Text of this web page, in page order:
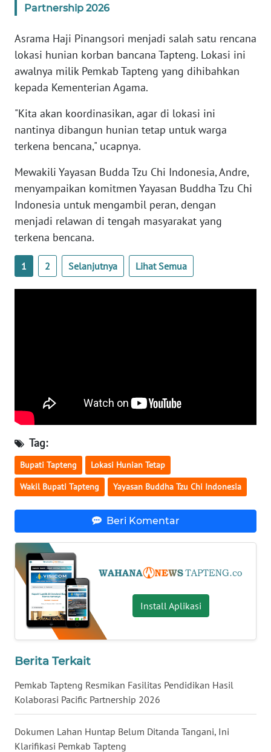
Partnership 2026
Asrama Haji Pinangsori menjadi salah satu rencana
lokasi hunian korban bancana Tapteng. Lokasi ini
awalnya milik Pemkab Tapteng yang dihibahkan
kepada Kementerian Agama.
"Kita akan koordinasikan, agar di lokasi ini
nantinya dibangun hunian tetap untuk warga
terkena bencana," ucapnya.
Mewakili Yayasan Budda Tzu Chi Indonesia, Andre,
menyampaikan komitmen Yayasan Buddha Tzu Chi
Indonesia untuk mengambil peran, dengan
menjadi relawan di tengah masyarakat yang
terkena bencana.
1 2 Selanjutnya Lihat Semua
Tag:
Bupati Tapteng Lokasi Hunian Tetap
Wakil Bupati Tapteng Yayasan Buddha Tzu Chi Indonesia
Beri Komentar
Install Aplikasi
Berita Terkait
Pemkab Tapteng Resmikan Fasilitas Pendidikan Hasil
Kolaborasi Pacific Partnership 2026
Dokumen Lahan Huntap Belum Ditanda Tangani, Ini
Klarifikasi Pemkab Tapteng
WN
SUMSEL
BENGKULU
WN
WN
JATENG
WN
WN
WN
KALTENG
WN
WN
KALSEL
WN
KALTIM
WN
SULSEL
WN
GORONTALO
WN
SULUT